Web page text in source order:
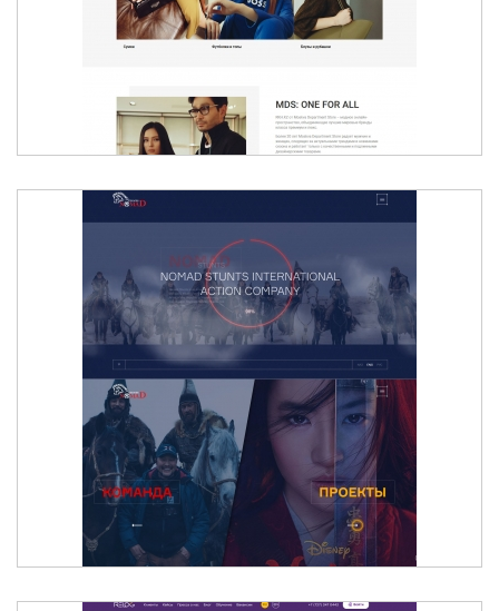
RKH.KZ ОТ MOSKVA DEPARTMENT STORE
NOMAD STUNTS - МЕЖДУНАРОДНАЯ ГРУППА
ПРОФЕССИОНАЛЬНЫХ КАСКАДЕРОВ